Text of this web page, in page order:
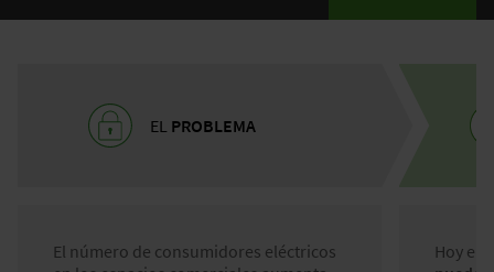
EL PROBLEMA
El número de consumidores eléctricos
Hoy en